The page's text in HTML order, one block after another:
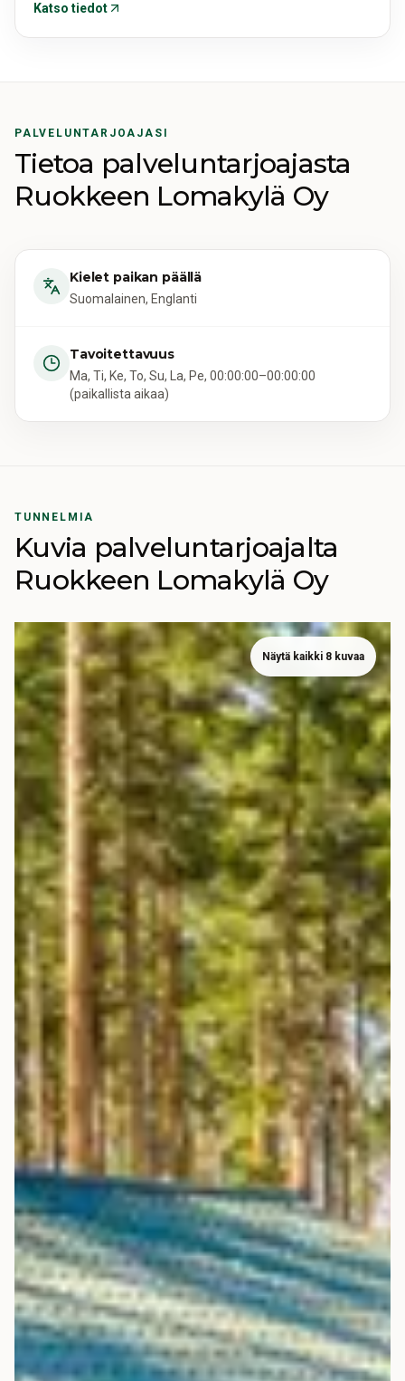
Katso tiedot
PALVELUNTARJOAJASI
Tietoa palveluntarjoajasta
Ruokkeen Lomakylä Oy
Kielet paikan päällä
Suomalainen, Englanti
Tavoitettavuus
Ma, Ti, Ke, To, Su, La, Pe, 00:00:00–00:00:00
(paikallista aikaa)
TUNNELMIA
Kuvia palveluntarjoajalta
Ruokkeen Lomakylä Oy
Näytä kaikki 8 kuvaa